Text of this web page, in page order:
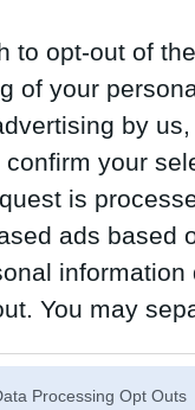
to opt-out of
of your
by
your
is
ads based
You may
Processing Opt Outs